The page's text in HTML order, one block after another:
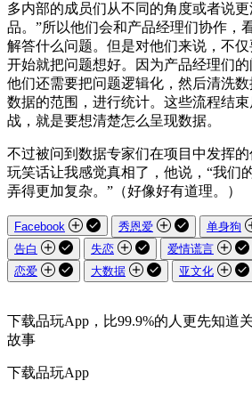
多内部的成员们从不同的角度或者说
品。”所以他们会和产品经理们协作，
解答什么问题。但是对他们来说，不
开始就把问题想好。因为产品经理们
他们还需要把问题逻辑化，然后清洗
数据的范围，进行统计。这些流程结
战，就是要想清楚怎么呈现数据。
不过被问到数据专家们在项目中发挥的
玩笑话让我感觉真相了，他说，“我们
弄得更加复杂。”（好像好有道理。）
Facebook 秀恩爱 单身狗
告白
失恋 爱情谎言
恋爱
大数据 亚文化
下载品玩App，比99.9%的人更先知道
故事
下载品玩App